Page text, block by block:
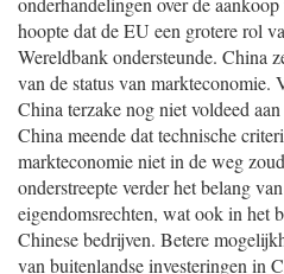
hoopte dat de EU een grotere rol
Wereldbank ondersteunde. China
van de status van markteconomie.
China terzake nog niet voldeed
China meende dat technische
markteconomie niet in de weg
onderstreepte verder het belang
eigendomsrechten, wat ook in het
Chinese bedrijven. Betere
van buitenlandse investeringen in